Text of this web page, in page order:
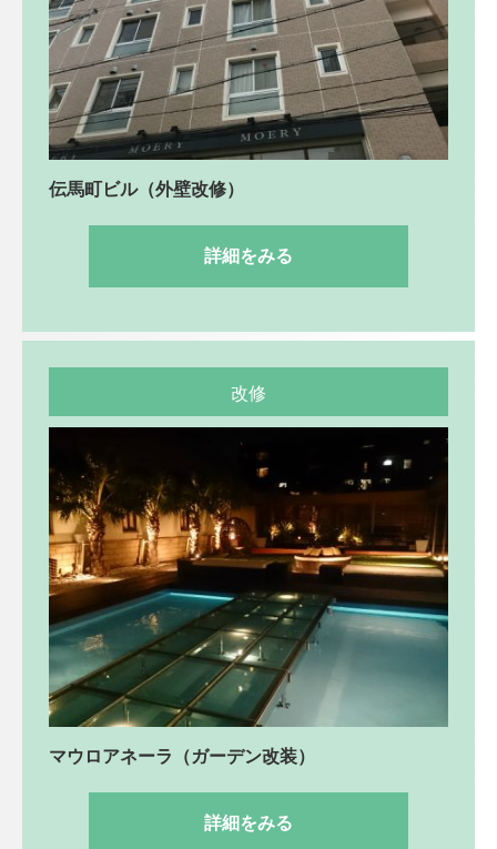
伝馬町ビル（外壁改修）
詳細をみる
改修
マウロアネーラ（ガーデン改装）
詳細をみる